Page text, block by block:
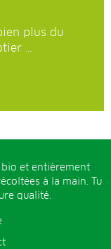
plus du
…
bio et entièrement
à la main. Tu
qualité.